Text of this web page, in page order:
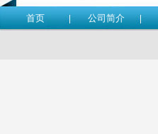
首页 公司简介